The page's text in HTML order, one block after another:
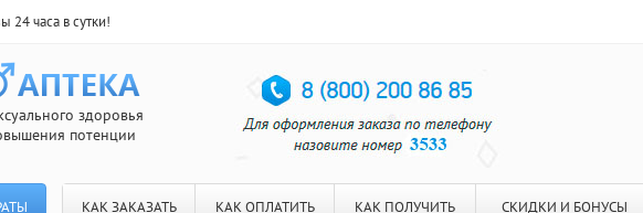
24 часа в сутки!
здоровья
потенции
КАК ЗАКАЗАТЬ КАК ОПЛАТИТЬ КАК ПОЛУЧИТЬ СКИДКИ И БОНУСЫ